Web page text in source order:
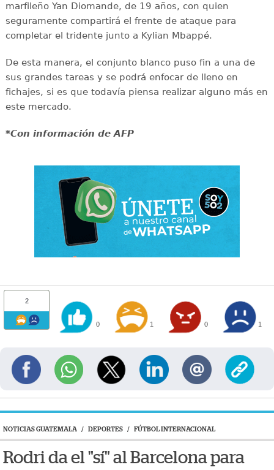
marfileño Yan Diomande, de 19 años, con quien
seguramente compartirá el frente de ataque para
completar el tridente junto a Kylian Mbappé.
De esta manera, el conjunto blanco puso fin a una de
sus grandes tareas y se podrá enfocar de lleno en
fichajes, si es que todavía piensa realizar alguno más en
este mercado.
*Con información de AFP
2
0 1 0 1
NOTICIAS GUATEMALA / DEPORTES / FÚTBOL INTERNACIONAL
Rodri da el "sí" al Barcelona para